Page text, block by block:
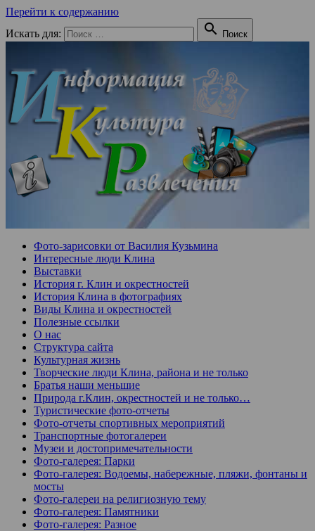
Перейти к содержанию
Искать для:
 Поиск
Фото-зарисовки от Василия Кузьмина
Интересные люди Клина
Выставки
История г. Клин и окрестностей
История Клина в фотографиях
Виды Клина и окрестностей
Полезные ссылки
О нас
Структура сайта
Культурная жизнь
Творческие люди Клина, района и не только
Братья наши меньшие
Природа г.Клин, окрестностей и не только…
Туристические фото-отчеты
Фото-отчеты спортивных мероприятий
Транспортные фотогалереи
Музеи и достопримечательности
Фото-галерея: Парки
Фото-галерея: Водоемы, набережные, пляжи, фонтаны и
мосты
Фото-галереи на религиозную тему
Фото-галерея: Памятники
Фото-галерея: Разное